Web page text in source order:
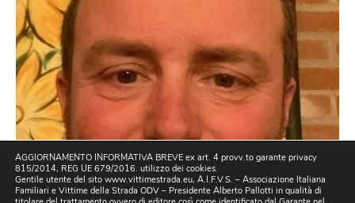
AGGIORNAMENTO INFORMATIVA BREVE ex art. 4 provv.to garante privacy
815/2014, REG UE 679/2016. utilizzo dei cookies.
Gentile utente del sito www.vittimestrada.eu, A.I.F.V.S. – Associazione Italiana
Familiari e Vittime della Strada ODV – Presidente Alberto Pallotti in qualità di